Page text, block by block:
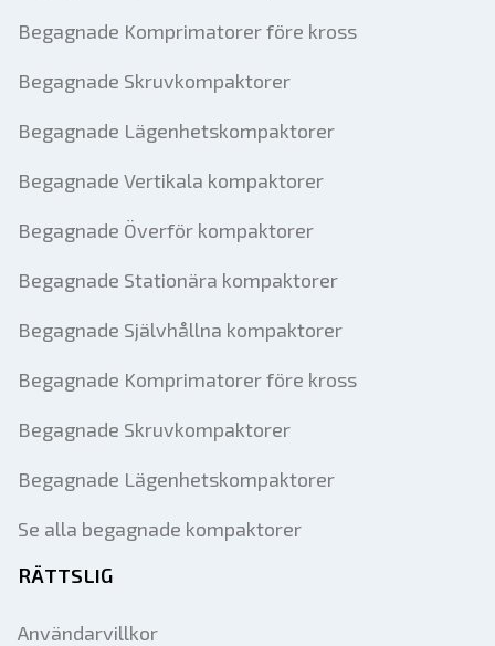
Begagnade Komprimatorer före kross
Begagnade Skruvkompaktorer
Begagnade Lägenhetskompaktorer
Begagnade Vertikala kompaktorer
Begagnade Överför kompaktorer
Begagnade Stationära kompaktorer
Begagnade Självhållna kompaktorer
Begagnade Komprimatorer före kross
Begagnade Skruvkompaktorer
Begagnade Lägenhetskompaktorer
Se alla begagnade kompaktorer
RÄTTSLIG
Användarvillkor